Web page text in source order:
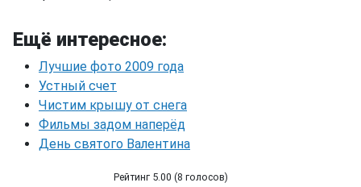
Ещё интересное:
Лучшие фото 2009 года
Устный счет
Чистим крышу от снега
Фильмы задом наперёд
День святого Валентина
Рейтинг 5.00 (8 голосов)